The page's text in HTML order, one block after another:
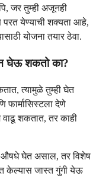
जर तुम्ही अजूनही
परत येण्याची शक्यता आहे,
योजना तयार ठेवा.
घेऊ शकतो का?
त्यामुळे तुम्ही घेत
फार्मासिस्टला देणे
वाढू शकतात, तर काही
औषधे घेत असाल, तर विशेष
केल्यास जास्त गुंगी येऊ